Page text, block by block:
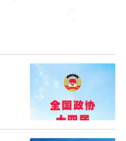
继续缩量，10
元
点城市土拍活动
单月出让金同
9月300城住宅用